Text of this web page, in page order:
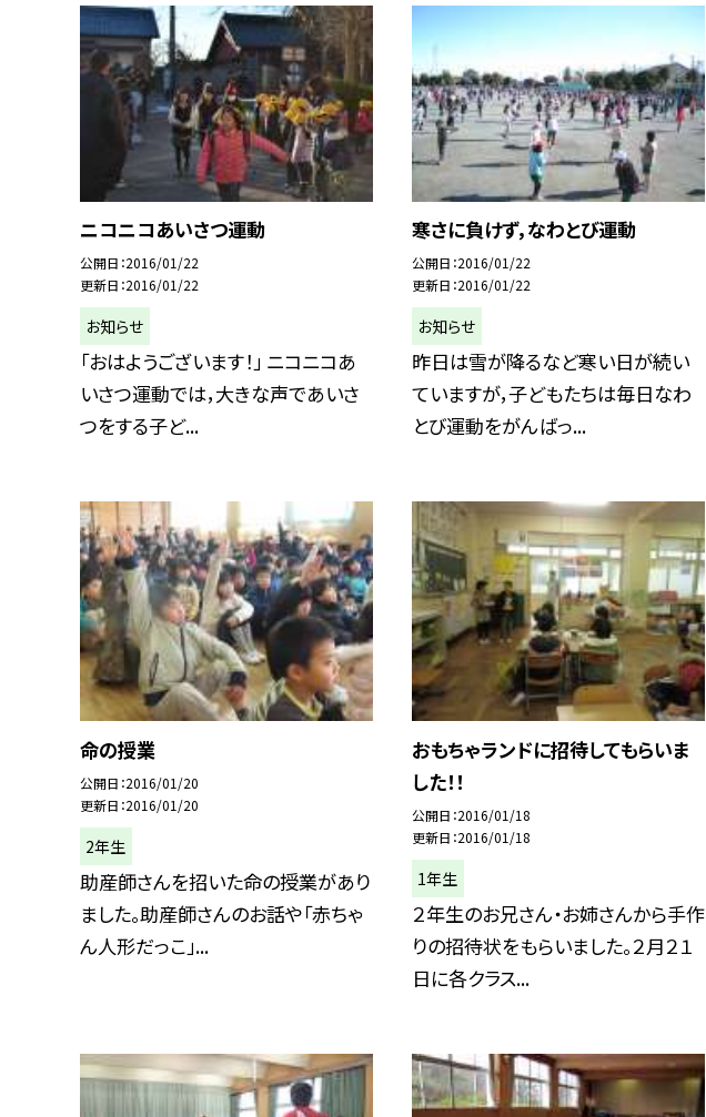
ニコニコあいさつ運動
公開日 2016/01/22
更新日 2016/01/22
お知らせ
「おはようございます！」 ニコニコあ
いさつ運動では，大きな声であいさ
つをする子ど...
寒さに負けず，なわとび運動
公開日 2016/01/22
更新日 2016/01/22
お知らせ
昨日は雪が降るなど寒い日が続い
ていますが，子どもたちは毎日なわ
とび運動をがんばっ...
命の授業
公開日 2016/01/20
更新日 2016/01/20
2年生
助産師さんを招いた命の授業があり
ました。助産師さんのお話や「赤ちゃ
ん人形だっこ」...
おもちゃランドに招待してもらいま
した！！
公開日 2016/01/18
更新日 2016/01/18
1年生
２年生のお兄さん・お姉さんから手作
りの招待状をもらいました。２月２１
日に各クラス...